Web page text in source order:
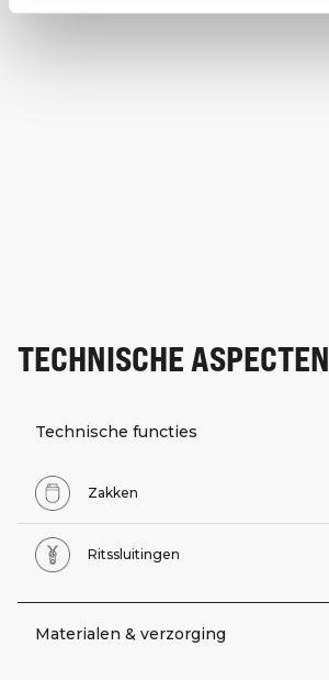
TECHNISCHE ASPECTEN
Technische functies
Zakken
Ritssluitingen
Materialen & verzorging